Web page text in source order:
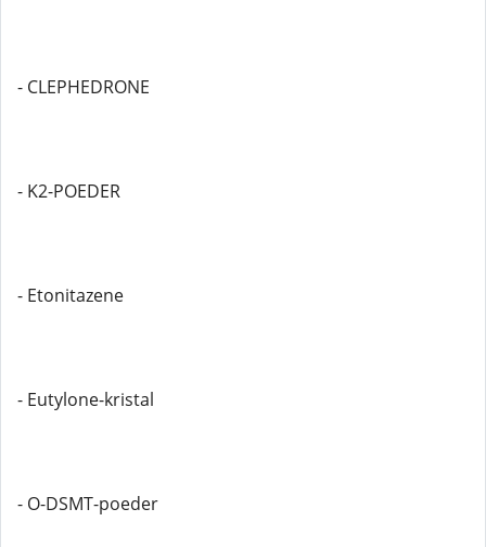
- CLEPHEDRONE
- K2-POEDER
- Etonitazene
- Eutylone-kristal
- O-DSMT-poeder